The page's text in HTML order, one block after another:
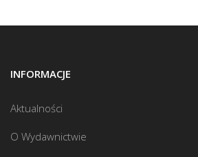
INFORMACJE
Aktualności
O Wydawnictwie